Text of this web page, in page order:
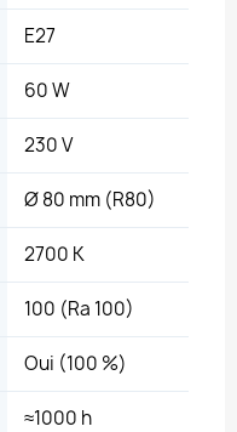
E27
60 W
230 V
Ø 80 mm (R80)
2700 K
100 (Ra 100)
Oui (100 %)
≈1000 h